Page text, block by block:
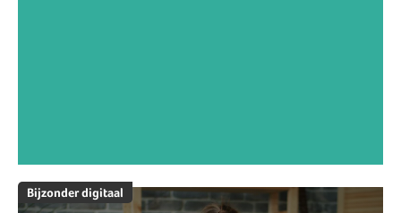
Bijzonder digitaal